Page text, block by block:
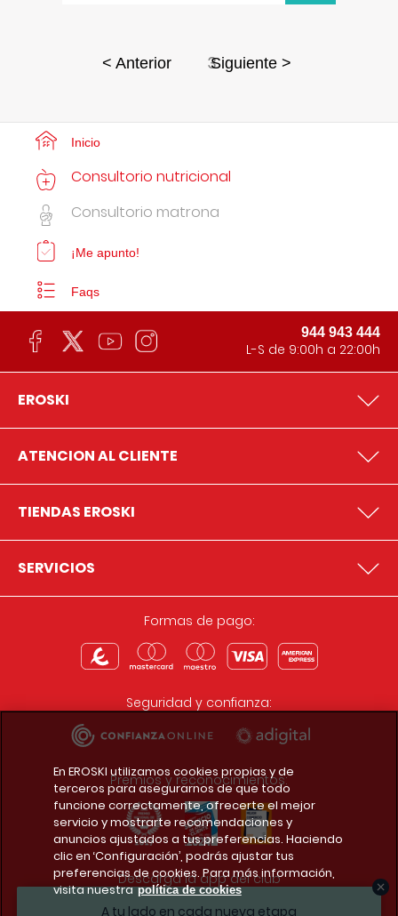
< Anterior 3Siguiente >
A tu lado en cada nueva etapa
Inicio
Consultorio nutricional
Consultorio matrona
¡Me apunto!
Faqs
944 943 444
L-S de 9:00h a 22:00h
EROSKI
ATENCION AL CLIENTE
TIENDAS EROSKI
SERVICIOS
Formas de pago:
Seguridad y confianza:
Premios y reconocimientos:
Descarga la app del club
En EROSKI utilizamos cookies propias y de
terceros para asegurarnos de que todo
funcione correctamente, ofrecerte el mejor
servicio y mostrarte recomendaciones y
anuncios ajustados a tus preferencias. Haciendo
clic en ‘Configuración’, podrás ajustar tus
preferencias de cookies. Para más información,
visita nuestra política de cookies